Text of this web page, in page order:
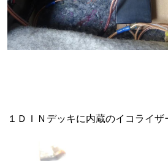
１ＤＩＮデッキに内蔵のイコライザ